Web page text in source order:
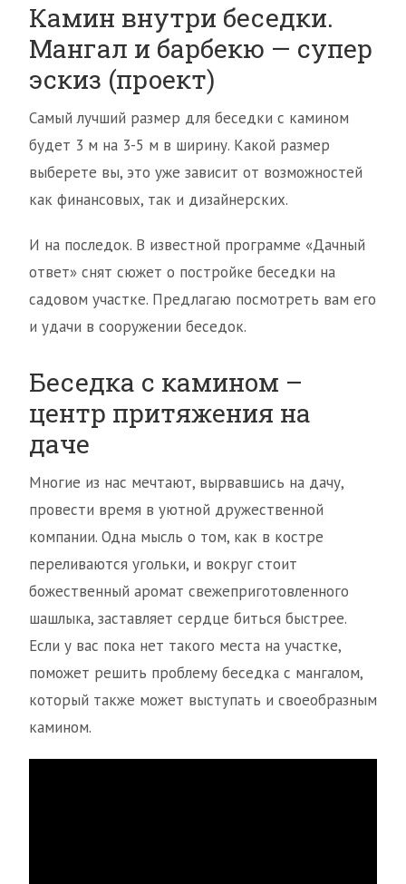
Камин внутри беседки.
Мангал и барбекю — супер
эскиз (проект)
Самый лучший размер для беседки с камином
будет 3 м на 3-5 м в ширину. Какой размер
выберете вы, это уже зависит от возможностей
как финансовых, так и дизайнерских.
И на последок. В известной программе «Дачный
ответ» снят сюжет о постройке беседки на
садовом участке. Предлагаю посмотреть вам его
и удачи в сооружении беседок.
Беседка с камином –
центр притяжения на
даче
Многие из нас мечтают, вырвавшись на дачу,
провести время в уютной дружественной
компании. Одна мысль о том, как в костре
переливаются угольки, и вокруг стоит
божественный аромат свежеприготовленного
шашлыка, заставляет сердце биться быстрее.
Если у вас пока нет такого места на участке,
поможет решить проблему беседка с мангалом,
который также может выступать и своеобразным
камином.